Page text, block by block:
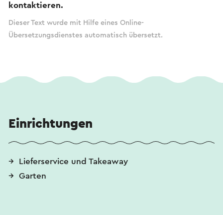
kontaktieren.
Dieser Text wurde mit Hilfe eines Online-
Übersetzungsdienstes automatisch übersetzt.
Einrichtungen
Lieferservice und Takeaway
Garten